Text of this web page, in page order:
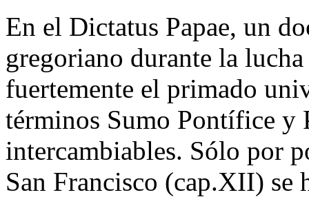
En el Dictatus Papae, un
gregoriano durante la
fuertemente el primado
términos Sumo Pontífice y
intercambiables. Sólo por
San Francisco (cap.XII) se